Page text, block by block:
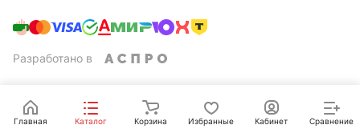
Разработано в
Главная Каталог Корзина Избранные Кабинет Сравнение